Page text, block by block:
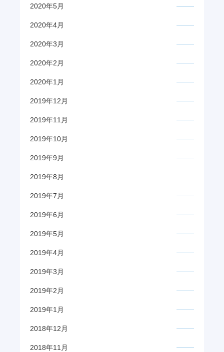
2020年5月
2020年4月
2020年3月
2020年2月
2020年1月
2019年12月
2019年11月
2019年10月
2019年9月
2019年8月
2019年7月
2019年6月
2019年5月
2019年4月
2019年3月
2019年2月
2019年1月
2018年12月
2018年11月